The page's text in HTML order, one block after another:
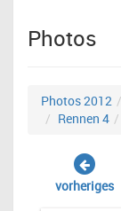
Photos
Photos 2012
Rennen 4
vorheriges